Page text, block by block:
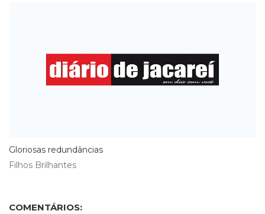
Gloriosas redundâncias
Filhos Brilhantes
COMENTÁRIOS: